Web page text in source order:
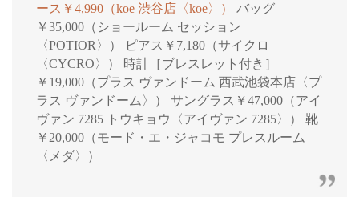
ース￥4,990（koe 渋谷店〈koe〉）
バッグ
￥35,000（ショールーム セッション
〈POTIOR〉） ピアス￥7,180（サイクロ
〈CYCRO〉） 時計［ブレスレット付き］
￥19,000（プラス ヴァンドーム 西武池袋本店〈プ
ラス ヴァンドーム〉） サングラス￥47,000（アイ
ヴァン 7285 トウキョウ〈アイヴァン 7285〉） 靴
￥20,000（モード・エ・ジャコモ プレスルーム
〈メダ〉）